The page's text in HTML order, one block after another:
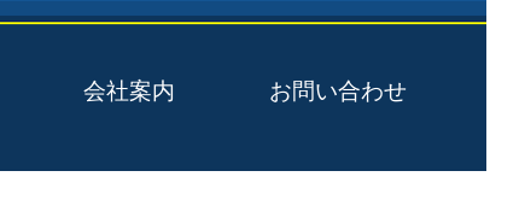
会社案内 お問い合わせ